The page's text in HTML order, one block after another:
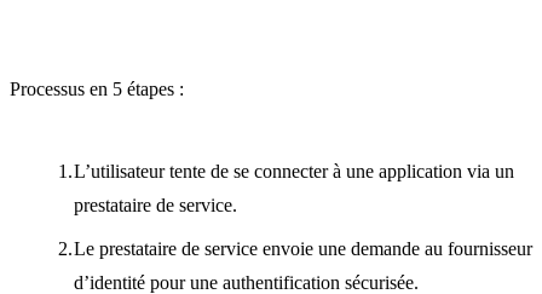
Processus en 5 étapes :
L’utilisateur tente de se connecter à une application via un
prestataire de service.
Le prestataire de service envoie une demande au fournisseur
d’identité pour une authentification sécurisée.